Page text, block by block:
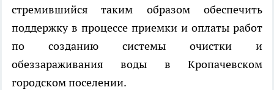
стремившийся таким образом обеспечить
поддержку в процессе приемки и оплаты работ
по созданию системы очистки и
обеззараживания воды в Кропачевском
городском поселении.